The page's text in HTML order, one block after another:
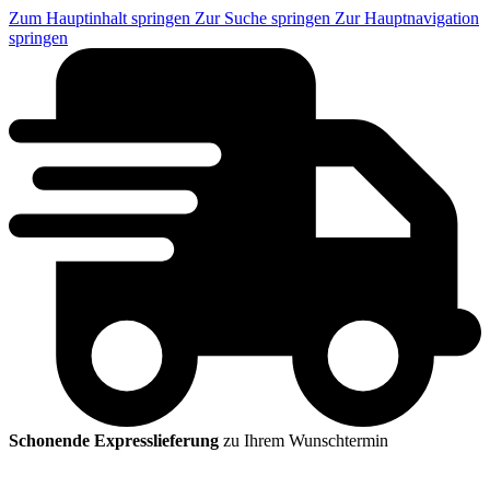
Zum Hauptinhalt springen Zur Suche springen Zur Hauptnavigation
springen
Schonende Expresslieferung zu Ihrem Wunschtermin